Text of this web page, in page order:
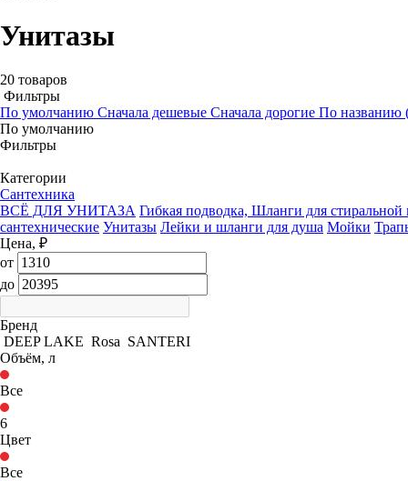
Унитазы
20 товаров
Фильтры
По умолчанию Сначала дешевые Сначала дорогие По названию
По умолчанию
Фильтры
Категории
Сантехника
ВСЁ ДЛЯ УНИТАЗА Гибкая подводка, Шланги для
сантехнические Унитазы Лейки и шланги для душа Мойки
Цена, ₽
от
до
Бренд
DEEP LAKE Rosa SANTERI
Объём, л
Все
6
Цвет
Все